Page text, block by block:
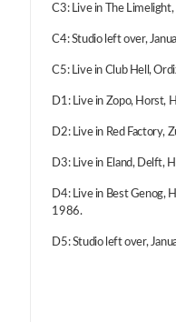
C3: Live in The
C4: Studio left over,
C5: Live in Club Hell,
D1: Live in Zopo, Horst,
D2: Live in Red Factory,
D3: Live in Eland, Delft,
D4: Live in Best Genog,
1986.
D5: Studio left over,